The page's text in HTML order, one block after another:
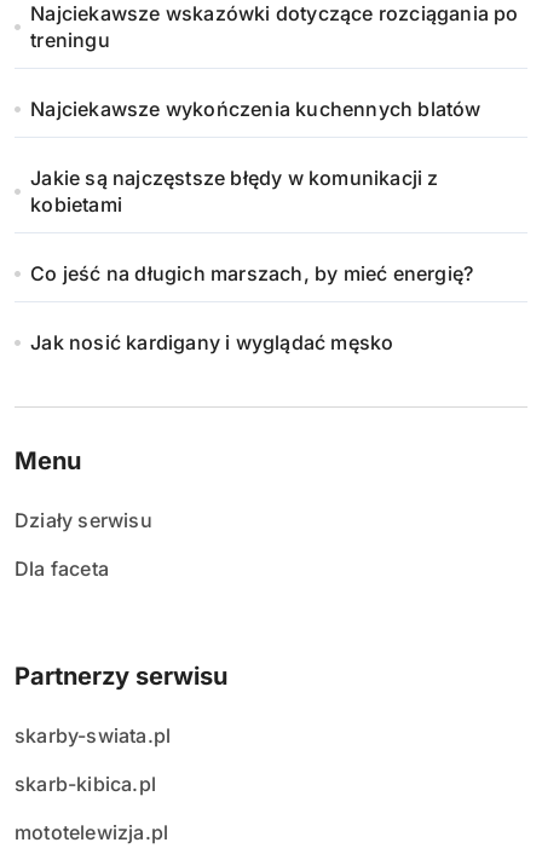
Najciekawsze wskazówki dotyczące rozciągania po
treningu
Najciekawsze wykończenia kuchennych blatów
Jakie są najczęstsze błędy w komunikacji z
kobietami
Co jeść na długich marszach, by mieć energię?
Jak nosić kardigany i wyglądać męsko
Menu
Działy serwisu
Dla faceta
Partnerzy serwisu
skarby-swiata.pl
skarb-kibica.pl
mototelewizja.pl